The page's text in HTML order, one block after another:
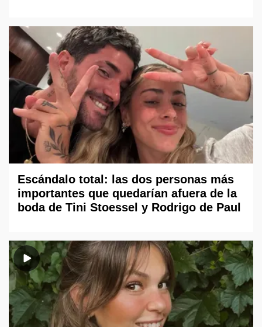
Escándalo total: las dos personas más
importantes que quedarían afuera de la
boda de Tini Stoessel y Rodrigo de Paul